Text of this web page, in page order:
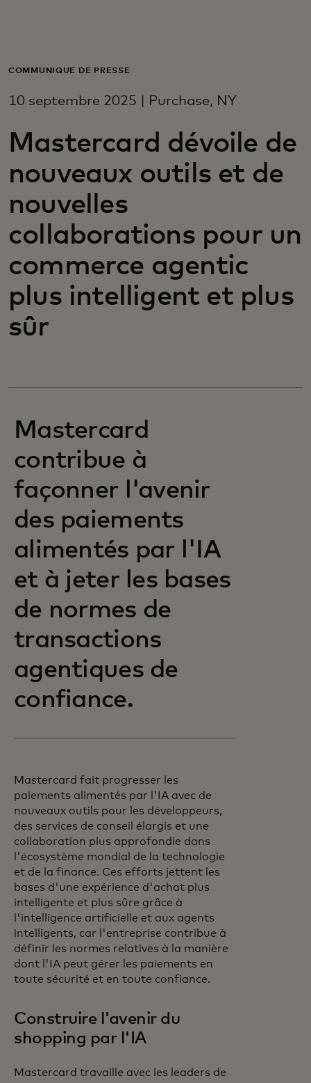
Pour les professionnels
Pour les innovateurs
Actualités et tendances
COMMUNIQUÉ DE PRESSE
10 septembre 2025 | Purchase, NY
Mastercard dévoile de
nouveaux outils et de
nouvelles
collaborations pour un
commerce agentic
plus intelligent et plus
sûr
Mastercard
contribue à
façonner l'avenir
des paiements
alimentés par l'IA
et à jeter les bases
de normes de
transactions
agentiques de
confiance.
Mastercard fait progresser les
paiements alimentés par l'IA avec de
nouveaux outils pour les développeurs,
des services de conseil élargis et une
collaboration plus approfondie dans
l'écosystème mondial de la technologie
et de la finance. Ces efforts jettent les
bases d'une expérience d'achat plus
intelligente et plus sûre grâce à
l'intelligence artificielle et aux agents
intelligents, car l'entreprise contribue à
définir les normes relatives à la manière
dont l'IA peut gérer les paiements en
toute sécurité et en toute confiance.
Construire l'avenir du
shopping par l'IA
Mastercard travaille avec les leaders de